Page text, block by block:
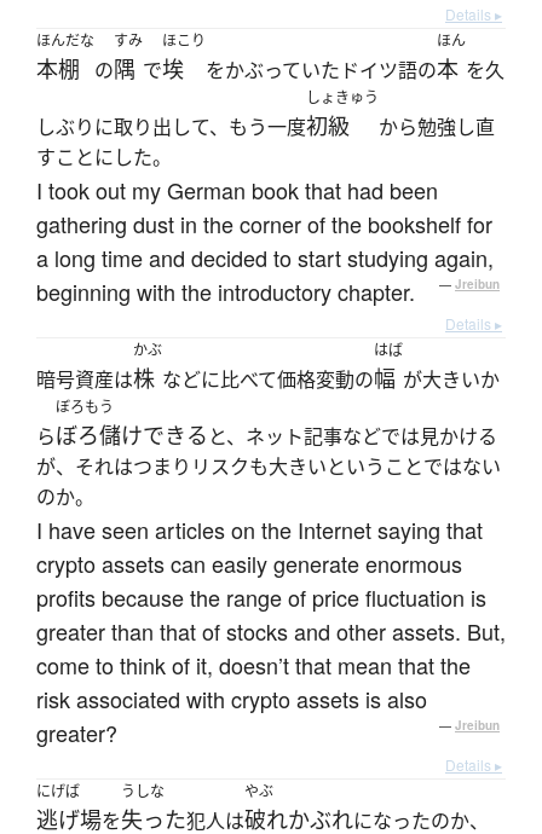
Details ▸
ほんだな
本棚 の
すみ
隅 で
ほこり
埃 をかぶっていたドイツ語の
ほん
本 を久
しぶりに取り出して、もう一度
しょきゅう
初級
から勉強し直
すことにした。
I took out my German book that had been
gathering dust in the corner of the bookshelf for
a long time and decided to start studying again,
beginning with the introductory chapter.
— Jreibun
Details ▸
暗号資産は
かぶ
株 などに比べて価格変動の
はば
幅 が大きいか
ら
ぼろもう
ぼろ儲けできる と、ネット記事などでは見かける
が、それはつまりリスクも大きいということではない
のか。
I have seen articles on the Internet saying that
crypto assets can easily generate enormous
profits because the range of price fluctuation is
greater than that of stocks and other assets. But,
come to think of it, doesn’t that mean that the
risk associated with crypto assets is also
greater?
— Jreibun
Details ▸
にげば
逃げ場を
うしな
失った犯人は
やぶ
破れかぶれになったのか、